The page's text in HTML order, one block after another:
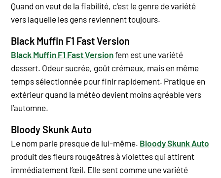
Quand on veut de la fiabilité, c’est le genre de variété
vers laquelle les gens reviennent toujours.
Black Muffin F1 Fast Version
Black Muffin F1 Fast Versionfem est une variété
dessert. Odeur sucrée, goût crémeux, mais en même
temps sélectionnée pour finir rapidement. Pratique en
extérieur quand la météo devient moins agréable vers
l’automne.
Bloody Skunk Auto
Le nom parle presque de lui-même. Bloody Skunk Auto
produit des fleurs rougeâtres à violettes qui attirent
immédiatement l’œil. Elle sent comme une variété